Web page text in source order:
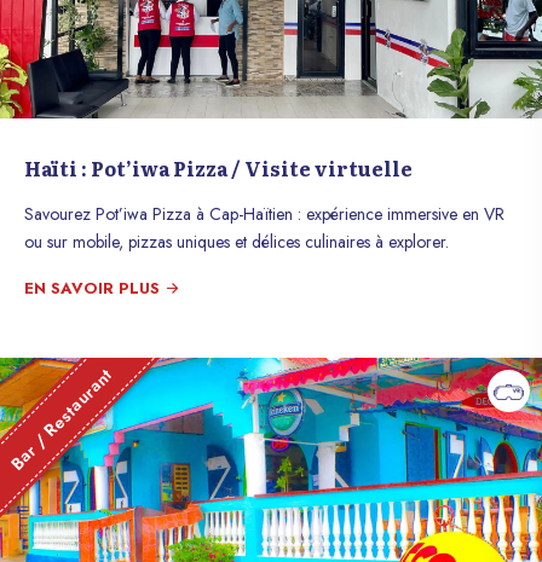
Haïti : Pot’iwa Pizza / Visite virtuelle
Savourez Pot’iwa Pizza à Cap-Haïtien : expérience immersive en VR
ou sur mobile, pizzas uniques et délices culinaires à explorer.
EN SAVOIR PLUS
Bar / Restaurant